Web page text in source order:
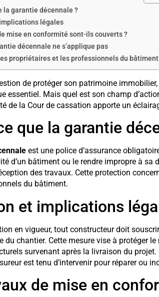
la garantie décennale ?
légales
mise en conformité sont-ils couverts ?
décennale ne s’applique pas
propriétaires et les professionnels du bâtiment
de protéger son patrimoine
essentiel. Mais quel est son champ
de la Cour de cassation apporte un
que la garantie
est une police d’assurance
d’un bâtiment ou le rendre impropre à sa
des travaux. Cette protection
du bâtiment.
et implications
en vigueur, tout constructeur doit
du chantier. Cette mesure vise à protéger
survenant après la livraison du
est tenu d’intervenir pour réparer ou
de mise en